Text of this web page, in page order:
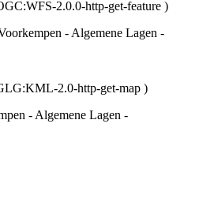
2.0.0-http-get-feature )
- Algemene Lagen -
2.0-http-get-map )
- Algemene Lagen -